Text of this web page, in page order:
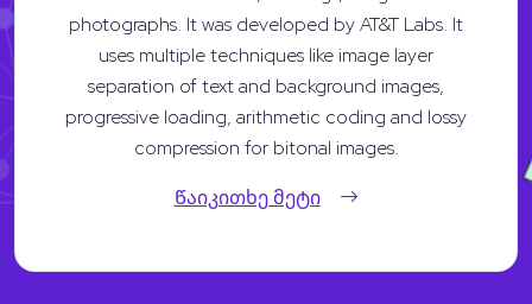
photographs. It was developed by AT&T Labs. It
uses multiple techniques like image layer
separation of text and background images,
progressive loading, arithmetic coding and lossy
compression for bitonal images.
Წაიკითხე მეტი